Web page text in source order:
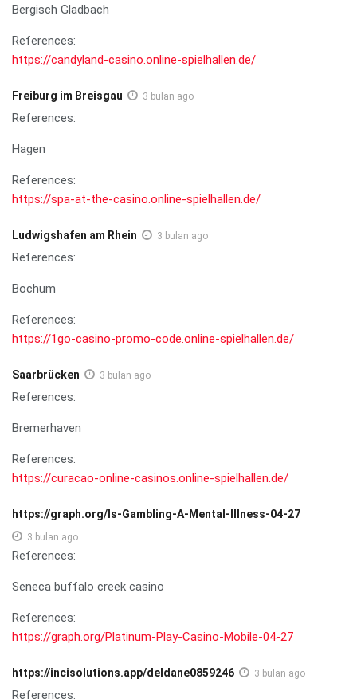
Bergisch Gladbach
References:
https://candyland-casino.online-spielhallen.de/
Freiburg im Breisgau 3 bulan ago
References:
Hagen
References:
https://spa-at-the-casino.online-spielhallen.de/
Ludwigshafen am Rhein 3 bulan ago
References:
Bochum
References:
https://1go-casino-promo-code.online-spielhallen.de/
Saarbrücken 3 bulan ago
References:
Bremerhaven
References:
https://curacao-online-casinos.online-spielhallen.de/
https://graph.org/Is-Gambling-A-Mental-Illness-04-27
3 bulan ago
References:
Seneca buffalo creek casino
References:
https://graph.org/Platinum-Play-Casino-Mobile-04-27
https://incisolutions.app/deldane0859246 3 bulan ago
References: